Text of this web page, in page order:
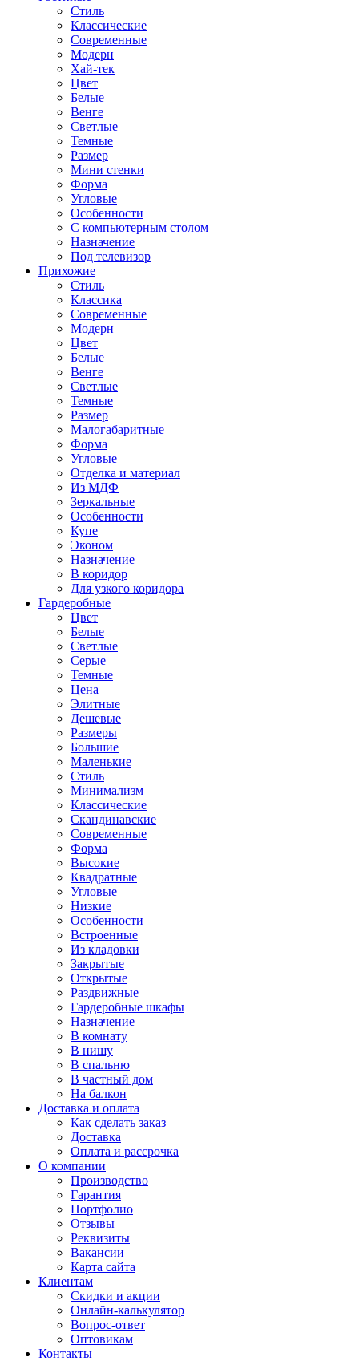
Стиль
Классические
Современные
Модерн
Хай-тек
Цвет
Белые
Венге
Светлые
Темные
Размер
Мини стенки
Форма
Угловые
Особенности
С компьютерным столом
Назначение
Под телевизор
Прихожие
Стиль
Классика
Современные
Модерн
Цвет
Белые
Венге
Светлые
Темные
Размер
Малогабаритные
Форма
Угловые
Отделка и материал
Из МДФ
Зеркальные
Особенности
Купе
Эконом
Назначение
В коридор
Для узкого коридора
Гардеробные
Цвет
Белые
Светлые
Серые
Темные
Цена
Элитные
Дешевые
Размеры
Большие
Маленькие
Стиль
Минимализм
Классические
Скандинавские
Современные
Форма
Высокие
Квадратные
Угловые
Низкие
Особенности
Встроенные
Из кладовки
Закрытые
Открытые
Раздвижные
Гардеробные шкафы
Назначение
В комнату
В нишу
В спальню
В частный дом
На балкон
Доставка и оплата
Как сделать заказ
Доставка
Оплата и рассрочка
О компании
Производство
Гарантия
Портфолио
Отзывы
Реквизиты
Вакансии
Карта сайта
Клиентам
Скидки и акции
Онлайн-калькулятор
Вопрос-ответ
Оптовикам
Контакты